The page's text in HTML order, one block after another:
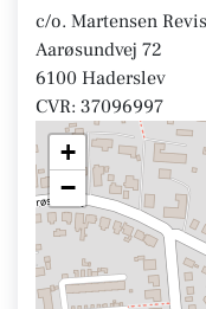
c/o. Martensen
Aarøsundvej 72
6100 Haderslev
CVR: 37096997
+
−